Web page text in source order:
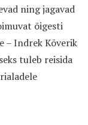
ning jagavad
õigesti
– Indrek Kõverik
tuleb reisida